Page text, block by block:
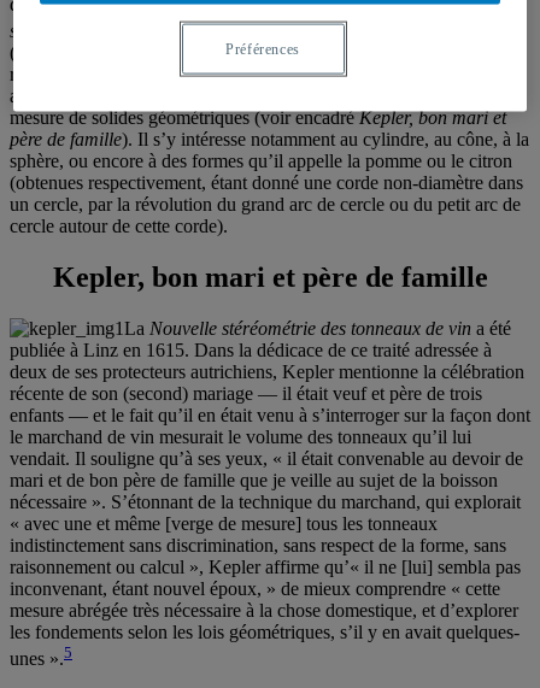
stéréométrie
des tonneaux de vin), dans lequel il calcule le volume
(exact ou approximé) d’une flopée de solides, dont des solides de
révolution. Kepler lui-même raconte les circonstances plutôt
amusantes dans lesquelles il a été amené à rédiger ce traité sur la
mesure de solides géométriques (voir encadréKepler, bon mari et
père de famille). Il s’y intéresse notamment au cylindre, au cône, à la
sphère, ou encore à des formes qu’il appelle la pomme ou le citron
(obtenues respectivement, étant donné une corde non-diamètre dans
un cercle, par la révolution du grand arc de cercle ou du petit arc de
cercle autour de cette corde).
Kepler, bon mari et père de famille
La Nouvelle stéréométrie des tonneaux de vin a été
publiée à Linz en 1615. Dans la dédicace de ce traité adressée à
deux de ses protecteurs autrichiens, Kepler mentionne la célébration
récente de son (second) mariage — il était veuf et père de trois
enfants — et le fait qu’il en était venu à s’interroger sur la façon dont
le marchand de vin mesurait le volume des tonneaux qu’il lui
vendait. Il souligne qu’à ses yeux, « il était convenable au devoir de
mari et de bon père de famille que je veille au sujet de la boisson
nécessaire ». S’étonnant de la technique du marchand, qui explorait
« avec une et même [verge de mesure] tous les tonneaux
indistinctement sans discrimination, sans respect de la forme, sans
raisonnement ou calcul », Kepler affirme qu’« il ne [lui] sembla pas
inconvenant, étant nouvel époux, » de mieux comprendre « cette
mesure abrégée très nécessaire à la chose domestique, et d’explorer
les fondements selon les lois géométriques, s’il y en avait quelques-
unes ».5
Préférences